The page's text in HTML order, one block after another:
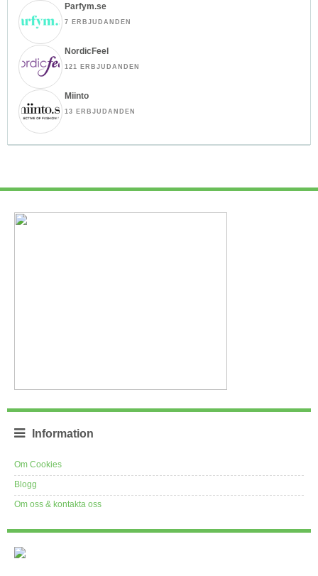
Parfym.se
7 ERBJUDANDEN
NordicFeel
121 ERBJUDANDEN
Miinto
13 ERBJUDANDEN
Information
Om Cookies
Blogg
Om oss & kontakta oss